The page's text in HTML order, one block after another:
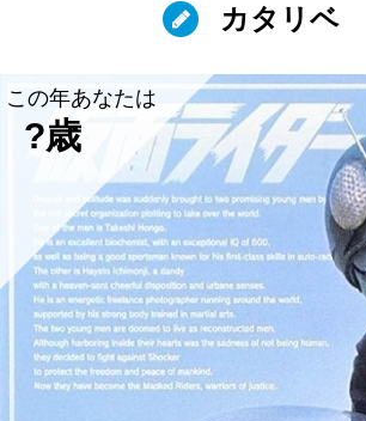
カタリベ
この年あなたは
?歳